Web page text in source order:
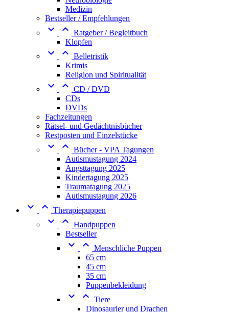
Medizin
Bestseller / Empfehlungen
  Ratgeber / Begleitbuch
Klopfen
  Belletristik
Krimis
Religion und Spiritualität
  CD / DVD
CDs
DVDs
Fachzeitungen
Rätsel- und Gedächtnisbücher
Restposten und Einzelstücke
  Bücher - VPA Tagungen
Autismustagung 2024
Angsttagung 2025
Kindertagung 2025
Traumatagung 2025
Autismustagung 2026
  Therapiepuppen
  Handpuppen
Bestseller
  Menschliche Puppen
65 cm
45 cm
35 cm
Puppenbekleidung
  Tiere
Dinosaurier und Drachen